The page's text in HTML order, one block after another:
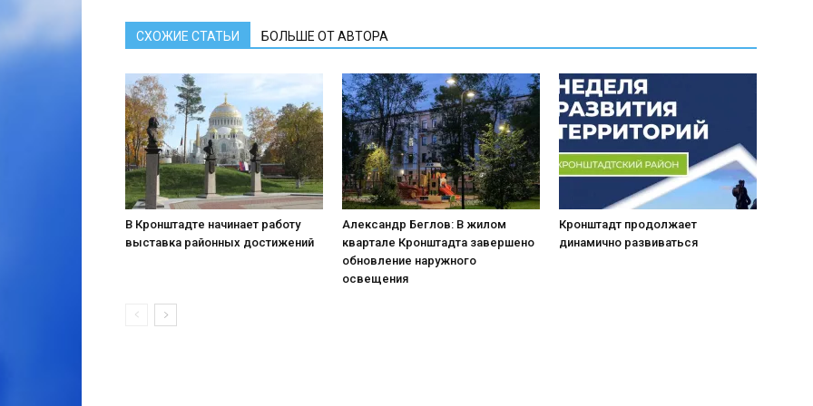
СХОЖИЕ СТАТЬИ БОЛЬШЕ ОТ АВТОРА
В Кронштадте начинает работу
выставка районных достижений
Александр Беглов: В жилом
квартале Кронштадта завершено
обновление наружного
освещения
Кронштадт продолжает
динамично развиваться